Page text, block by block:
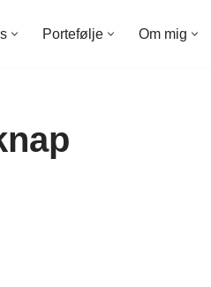
Portefølje Om mig